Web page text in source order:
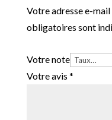
Votre adresse e-mail
obligatoires sont
Votre note
Votre avis *